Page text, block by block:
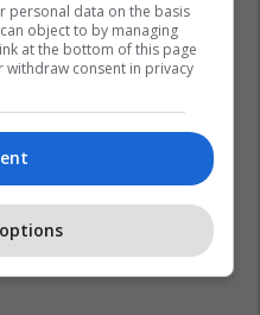
personal data on the basis
object to by managing
at the bottom of this page
withdraw consent in privacy